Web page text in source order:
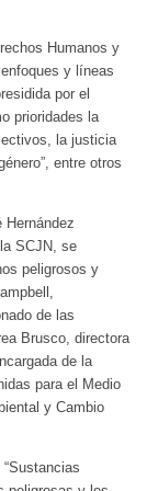
Humanos y
y líneas
por el
prioridades la
la justicia
entre otros
Hernández
SCJN, se
peligrosos y
de las
Brusco, directora
de la
para el Medio
y Cambio